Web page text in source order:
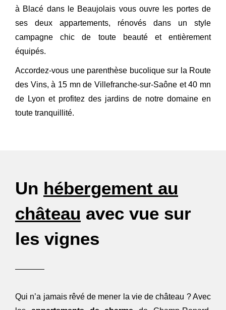
à Blacé dans le Beaujolais vous ouvre les portes de
ses deux appartements, rénovés dans un style
campagne chic de toute beauté et entièrement
équipés.
Accordez-vous une parenthèse bucolique sur la Route
des Vins, à 15 mn de Villefranche-sur-Saône et 40 mn
de Lyon et profitez des jardins de notre domaine en
toute tranquillité.
Un hébergement au
château avec vue sur
les vignes
Qui n’a jamais rêvé de mener la vie de château ? Avec